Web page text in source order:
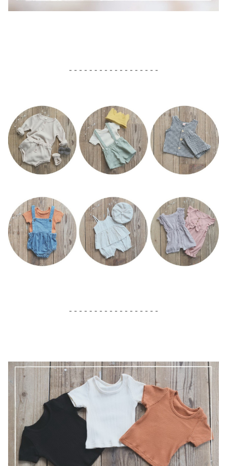
- - - - - - - - - - - - - - - - - -
- - - - - - - - - - - - - - - - - -